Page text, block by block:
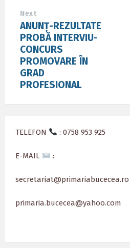
Next
ANUNȚ-REZULTATE
PROBĂ INTERVIU-
CONCURS
PROMOVARE ÎN
GRAD
PROFESIONAL
TELEFON : 0758 953 925
E-MAIL :
secretariat@primariabucecea.ro
primaria.bucecea@yahoo.com